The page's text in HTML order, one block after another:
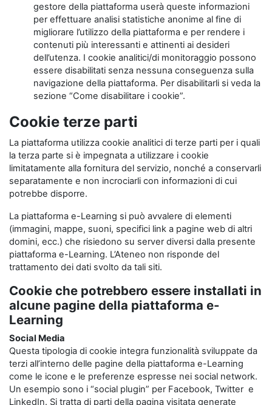
gestore della piattaforma userà queste informazioni
per effettuare analisi statistiche anonime al fine di
migliorare l’utilizzo della piattaforma e per rendere i
contenuti più interessanti e attinenti ai desideri
dell’utenza. I cookie analitici/di monitoraggio possono
essere disabilitati senza nessuna conseguenza sulla
navigazione della piattaforma. Per disabilitarli si veda la
sezione “Come disabilitare i cookie”.
Cookie terze parti
La piattaforma utilizza cookie analitici di terze parti per i quali
la terza parte si è impegnata a utilizzare i cookie
limitatamente alla fornitura del servizio, nonché a conservarli
separatamente e non incrociarli con informazioni di cui
potrebbe disporre.
La piattaforma e-Learning si può avvalere di elementi
(immagini, mappe, suoni, specifici link a pagine web di altri
domini, ecc.) che risiedono su server diversi dalla presente
piattaforma e-Learning. L’Ateneo non risponde del
trattamento dei dati svolto da tali siti.
Cookie che potrebbero essere installati in
alcune pagine della piattaforma e-
Learning
Social Media
Questa tipologia di cookie integra funzionalità sviluppate da
terzi all’interno delle pagine della piattaforma e-Learning
come le icone e le preferenze espresse nei social network.
Un esempio sono i “social plugin” per Facebook, Twitter e
LinkedIn. Si tratta di parti della pagina visitata generate